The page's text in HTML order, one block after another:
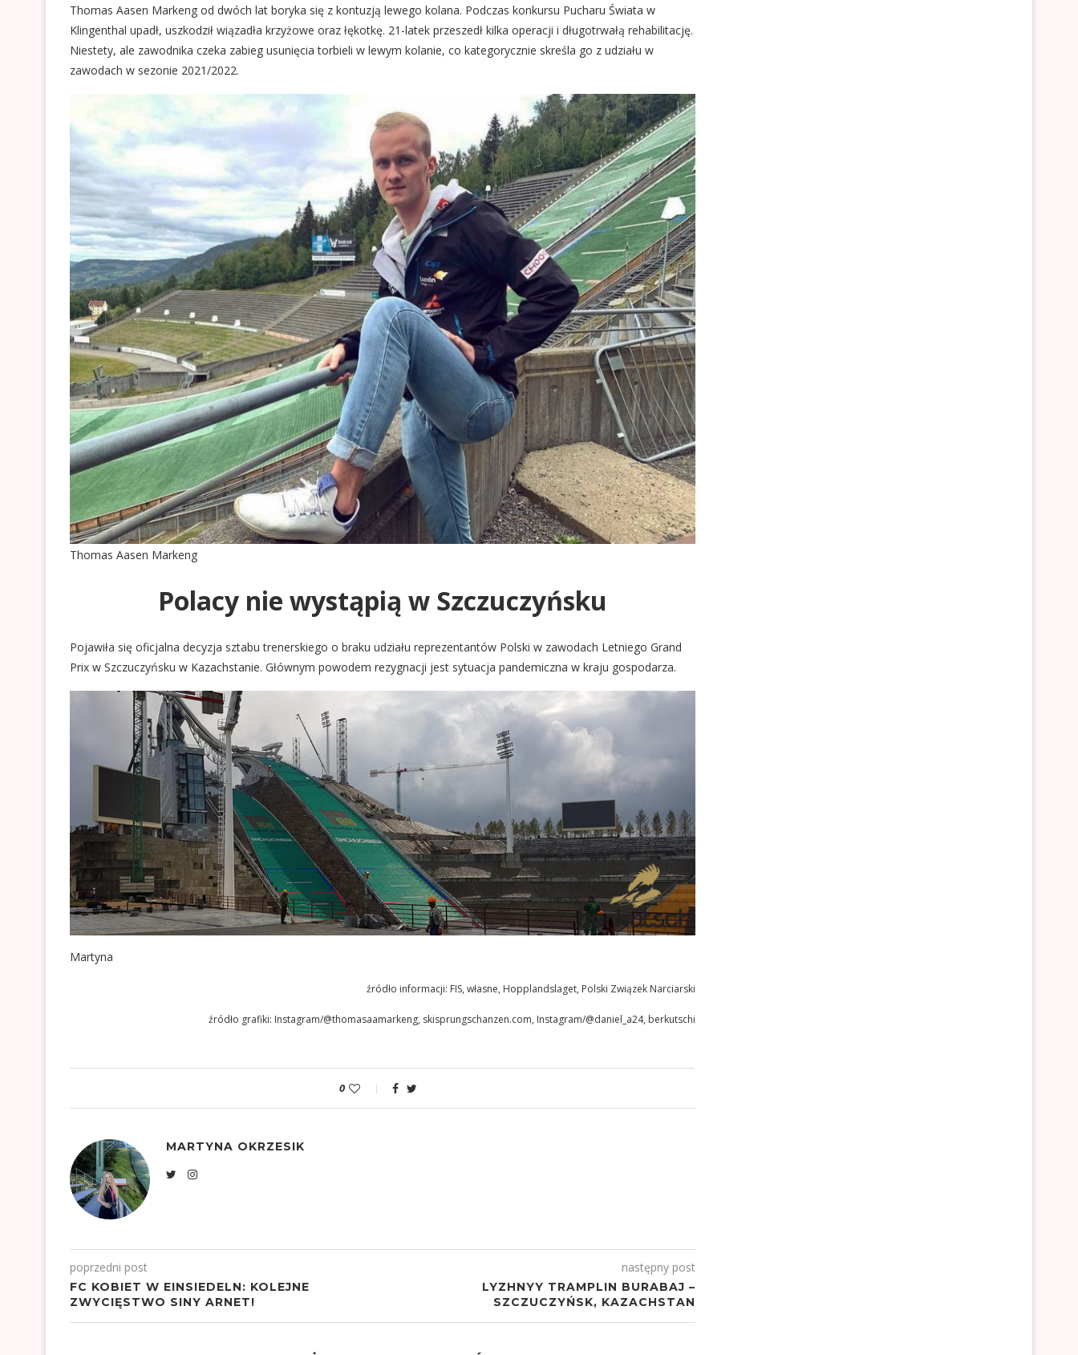
Thomas Aasen Markeng od dwóch lat boryka się z kontuzją lewego kolana. Podczas konkursu Pucharu Świata w
Klingenthal upadł, uszkodził wiązadła krzyżowe oraz łękotkę. 21-latek przeszedł kilka operacji i długotrwałą rehabilitację.
Niestety, ale zawodnika czeka zabieg usunięcia torbieli w lewym kolanie, co kategorycznie skreśla go z udziału w
zawodach w sezonie 2021/2022.
Thomas Aasen Markeng
Polacy nie wystąpią w Szczuczyńsku
Pojawiła się oficjalna decyzja sztabu trenerskiego o braku udziału reprezentantów Polski w zawodach Letniego Grand
Prix w Szczuczyńsku w Kazachstanie. Głównym powodem rezygnacji jest sytuacja pandemiczna w kraju gospodarza.
Martyna
źródło informacji: FIS, własne, Hopplandslaget, Polski Związek Narciarski
źródło grafiki: Instagram/@thomasaamarkeng, skisprungschanzen.com, Instagram/@daniel_a24, berkutschi
0
MARTYNA OKRZESIK
poprzedni post
FC KOBIET W EINSIEDELN: KOLEJNE
ZWYCIĘSTWO SINY ARNET!
następny post
LYZHNYY TRAMPLIN BURABAJ –
SZCZUCZYŃSK, KAZACHSTAN